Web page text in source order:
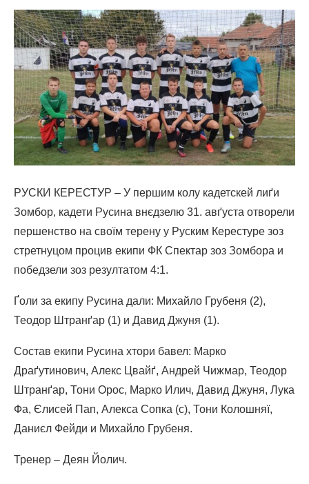
РУСКИ КЕРЕСТУР – У першим колу кадетскей лиґи
Зомбор, кадети Русина внєдзелю 31. авґуста отворели
першенство на своїм терену у Руским Керестуре зоз
стретнуцом процив екипи ФК Спектар зоз Зомбора и
победзели зоз резултатом 4:1.
Ґоли за екипу Русина дали: Михайло Грубеня (2),
Теодор Штранґар (1) и Давид Джуня (1).
Состав екипи Русина хтори бавел: Марко
Драґутинович, Алекс Цвайґ, Андрей Чижмар, Теодор
Штранґар, Тони Орос, Марко Илич, Давид Джуня, Лука
Фа, Єлисей Пап, Алекса Сопка (c), Тони Колошняї,
Даниєл Фейди и Михайло Грубеня.
Тренер – Деян Йолич.